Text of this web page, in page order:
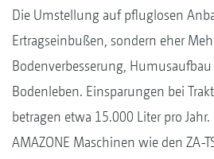
Die Umstellung auf pfluglosen
Ertragseinbußen, sondern eher
Bodenverbesserung,
Bodenleben. Einsparungen bei
betragen etwa 15.000 Liter pro
AMAZONE Maschinen wie den ZA-